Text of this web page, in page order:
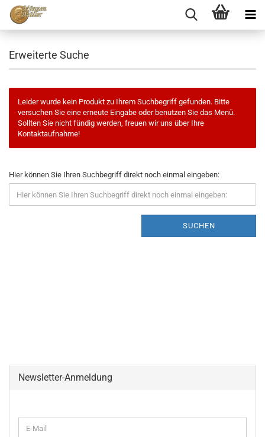
Erweiterte Suche
Leider wurde kein Produkt zu Ihrem Suchbegriff gefunden. Bitte
versuchen Sie eine erneute Eingabe oder benutzen Sie das Menü.
Sollten Sie nicht fündig werden, freuen wir uns über Ihre
Kontaktaufnahme!
Hier können Sie Ihren Suchbegriff direkt noch einmal eingeben:
SUCHEN
Newsletter-Anmeldung